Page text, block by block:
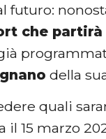
futuro:
che partirà
della
quali
il 15 marzo